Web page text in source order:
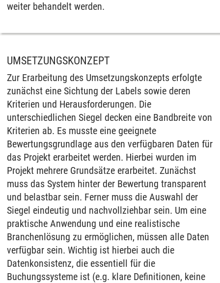
weiter behandelt werden.
UMSETZUNGSKONZEPT
Zur Erarbeitung des Umsetzungskonzepts erfolgte
zunächst eine Sichtung der Labels sowie deren
Kriterien und Herausforderungen. Die
unterschiedlichen Siegel decken eine Bandbreite von
Kriterien ab. Es musste eine geeignete
Bewertungsgrundlage aus den verfügbaren Daten für
das Projekt erarbeitet werden. Hierbei wurden im
Projekt mehrere Grundsätze erarbeitet. Zunächst
muss das System hinter der Bewertung transparent
und belastbar sein. Ferner muss die Auswahl der
Siegel eindeutig und nachvollziehbar sein. Um eine
praktische Anwendung und eine realistische
Branchenlösung zu ermöglichen, müssen alle Daten
verfügbar sein. Wichtig ist hierbei auch die
Datenkonsistenz, die essentiell für die
Buchungssysteme ist (e.g. klare Definitionen, keine